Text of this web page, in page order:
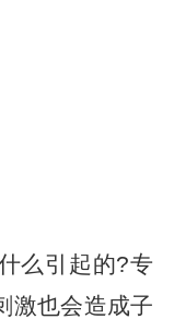
么引起的?专
激也会造成子